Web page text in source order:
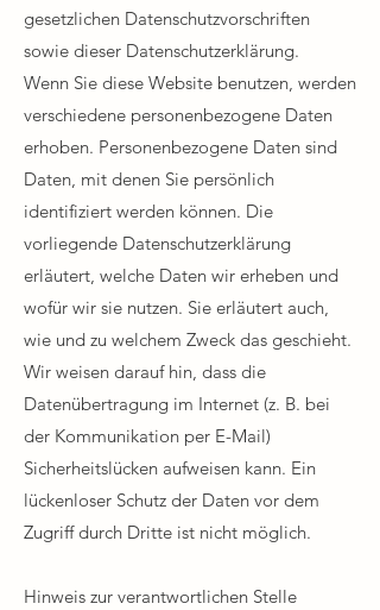
gesetzlichen Datenschutzvorschriften
sowie dieser Datenschutzerklärung.​
Wenn Sie diese Website benutzen, werden
verschiedene personenbezogene Daten
erhoben. Personenbezogene Daten sind
Daten, mit denen Sie persönlich
identifiziert werden können. Die
vorliegende Datenschutzerklärung
erläutert, welche Daten wir erheben und
wofür wir sie nutzen. Sie erläutert auch,
wie und zu welchem Zweck das geschieht.​
Wir weisen darauf hin, dass die
Datenübertragung im Internet (z. B. bei
der Kommunikation per E-Mail)
Sicherheitslücken aufweisen kann. Ein
lückenloser Schutz der Daten vor dem
Zugriff durch Dritte ist nicht möglich.​
Hinweis zur verantwortlichen Stelle​